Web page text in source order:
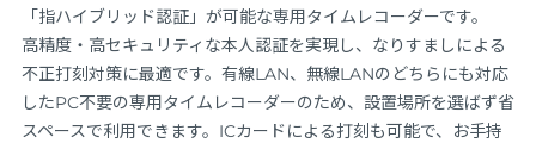
「指ハイブリッド認証」が可能な専用タイムレコーダーです。
高精度・高セキュリティな本人認証を実現し、なりすましによる
不正打刻対策に最適です。有線LAN、無線LANのどちらにも対応
したPC不要の専用タイムレコーダーのため、設置場所を選ばず省
スペースで利用できます。ICカードによる打刻も可能で、お手持